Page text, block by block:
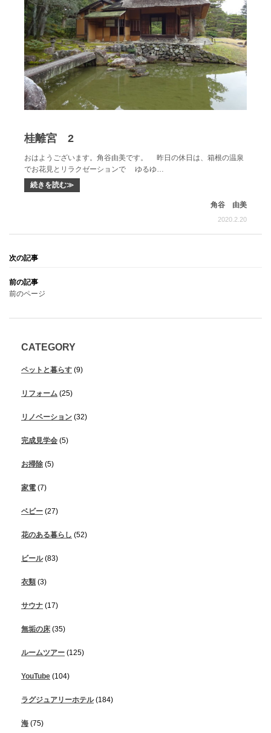
桂離宮 2
おはようございます。角谷由美です。 昨日の休日は、箱根の温泉
でお花見とリラクゼーションで ゆるゆ…
続きを読む≫
角谷 由美
2020.2.20
前のページ
CATEGORY
ペットと暮らす (9)
リフォーム (25)
リノベーション (32)
完成見学会 (5)
お掃除 (5)
家電 (7)
ベビー (27)
花のある暮らし (52)
ビール(83)
衣類 (3)
サウナ (17)
無垢の床 (35)
ルームツアー (125)
YouTube (104)
ラグジュアリーホテル(184)
海 (75)